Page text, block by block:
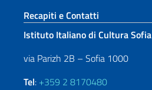
Sezione footer
Recapiti e Contatti
Istituto Italiano di Cultura Sofia
via Parizh 2B – Sofia 1000
Tel: +359 2 8170480